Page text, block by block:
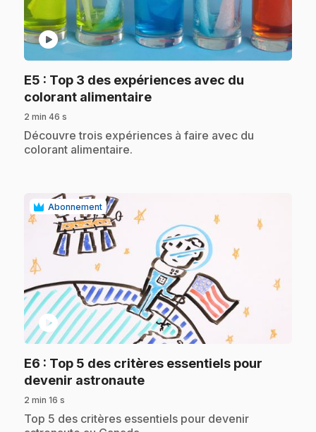
play_circle
E5 : Top 3 des expériences avec du
colorant alimentaire.
2 min 46 s
.Découvre trois expériences à faire avec du
colorant alimentaire.
Abonnement
play_circle
E6 : Top 5 des critères essentiels pour
devenir astronaute.
2 min 16 s
.Top 5 des critères essentiels pour devenir